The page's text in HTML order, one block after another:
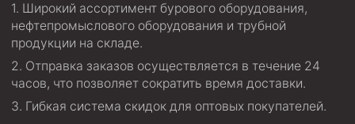
Широкий ассортимент бурового оборудования,
нефтепромыслового оборудования и трубной
продукции на складе.
Отправка заказов осуществляется в течение 24
часов, что позволяет сократить время доставки.
Гибкая система скидок для оптовых покупателей.